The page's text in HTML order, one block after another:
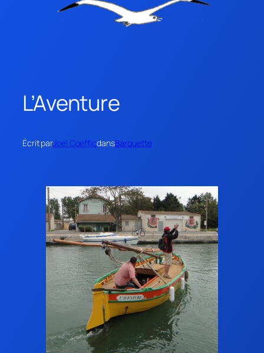
L’Aventure
Écrit parJoel CoefficdansBarquette